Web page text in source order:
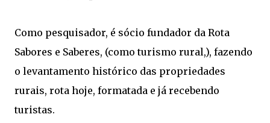
Como pesquisador, é sócio fundador da Rota
Sabores e Saberes, (como turismo rural,), fazendo
o levantamento histórico das propriedades
rurais, rota hoje, formatada e já recebendo
turistas.